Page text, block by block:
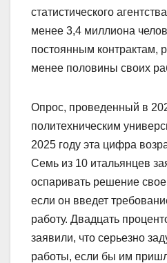
статистического
менее 3,4 миллиона
постоянным контрактам,
менее половины своих
Опрос, проведенный в
политехническим
2025 году эта цифра
Семь из 10 итальянцев
оспаривать решение
если он введет
работу. Двадцать
заявили, что серьезно
работы, если бы им